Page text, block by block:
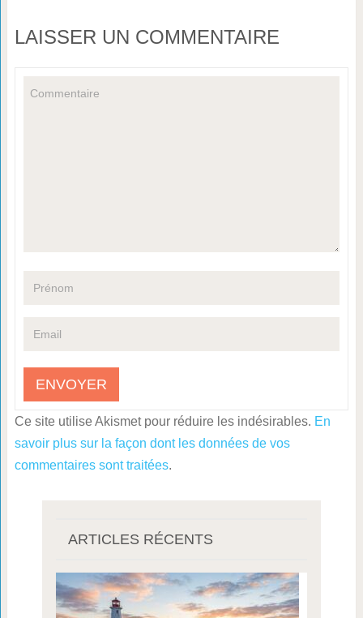
LAISSER UN COMMENTAIRE
Ce site utilise Akismet pour réduire les indésirables. En
savoir plus sur la façon dont les données de vos
commentaires sont traitées.
ARTICLES RÉCENTS